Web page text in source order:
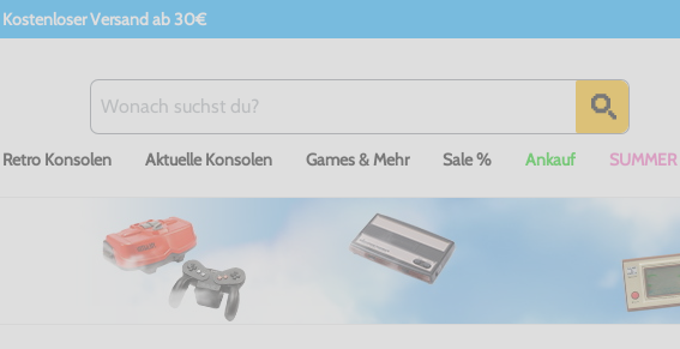
Kostenloser Versand ab 30€
Retro Konsolen Aktuelle Konsolen Games & Mehr Sale % Ankauf